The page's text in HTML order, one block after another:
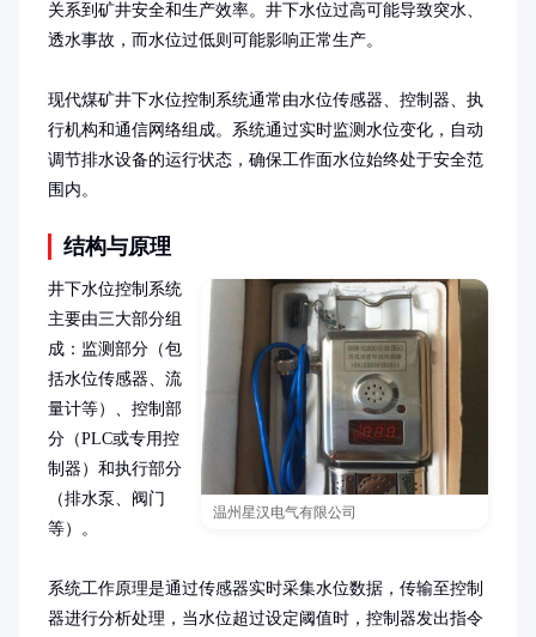
关系到矿井安全和生产效率。井下水位过高可能导致突水、
透水事故，而水位过低则可能影响正常生产。
现代煤矿井下水位控制系统通常由水位传感器、控制器、执
行机构和通信网络组成。系统通过实时监测水位变化，自动
调节排水设备的运行状态，确保工作面水位始终处于安全范
围内。
结构与原理
温州星汉电气有限公司
井下水位控制系统
主要由三大部分组
成：监测部分（包
括水位传感器、流
量计等）、控制部
分（PLC或专用控
制器）和执行部分
（排水泵、阀门
等）。
系统工作原理是通过传感器实时采集水位数据，传输至控制
器进行分析处理，当水位超过设定阈值时，控制器发出指令